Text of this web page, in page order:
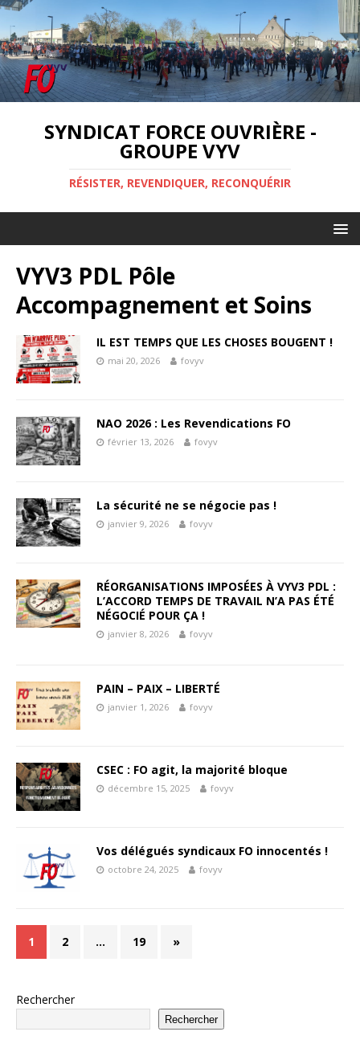
SYNDICAT FORCE OUVRIÈRE -
GROUPE VYV
RÉSISTER, REVENDIQUER, RECONQUÉRIR
VYV3 PDL Pôle
Accompagnement et Soins
IL EST TEMPS QUE LES CHOSES BOUGENT !
mai 20, 2026 fovyv
NAO 2026 : Les Revendications FO
février 13, 2026 fovyv
La sécurité ne se négocie pas !
janvier 9, 2026 fovyv
RÉORGANISATIONS IMPOSÉES À VYV3 PDL :
L’ACCORD TEMPS DE TRAVAIL N’A PAS ÉTÉ
NÉGOCIÉ POUR ÇA !
janvier 8, 2026 fovyv
PAIN – PAIX – LIBERTÉ
janvier 1, 2026 fovyv
CSEC : FO agit, la majorité bloque
décembre 15, 2025 fovyv
Vos délégués syndicaux FO innocentés !
octobre 24, 2025 fovyv
1 2 … 19 »
Rechercher
Rechercher